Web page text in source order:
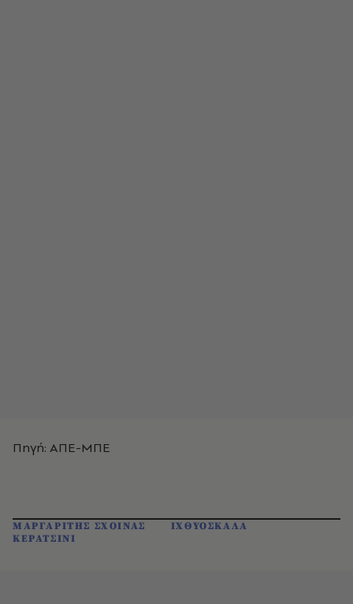
Πηγή: ΑΠΕ-ΜΠΕ
ΜΑΡΓΑΡΙΤΗΣ ΣΧΟΙΝΑΣ
ΙΧΘΥΟΣΚΑΛΑ
ΚΕΡΑΤΣΙΝΙ